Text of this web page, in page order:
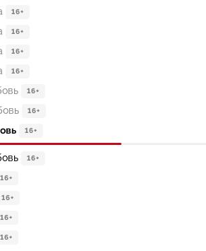
16+
16+
16+
16+
16+
16+
16+
16+
16+
16+
16+
16+